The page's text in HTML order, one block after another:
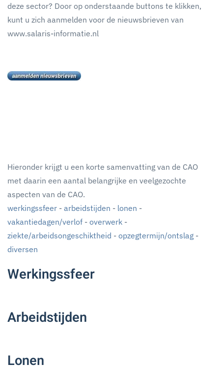
deze sector? Door op onderstaande buttons te klikken,
kunt u zich aanmelden voor de nieuwsbrieven van
www.salaris-informatie.nl
Hieronder krijgt u een korte samenvatting van de CAO
met daarin een aantal belangrijke en veelgezochte
aspecten van de CAO.
werkingssfeer - arbeidstijden - lonen -
vakantiedagen/verlof - overwerk -
ziekte/arbeidsongeschiktheid - opzegtermijn/ontslag -
diversen
Werkingssfeer
Arbeidstijden
Lonen